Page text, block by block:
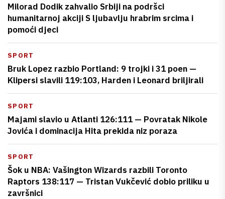
Milorad Dodik zahvalio Srbiji na podršci
humanitarnoj akciji S ljubavlju hrabrim srcima i
pomoći djeci
SPORT
Bruk Lopez razbio Portland: 9 trojki i 31 poen —
Klipersi slavili 119:103, Harden i Leonard briljirali
SPORT
Majami slavio u Atlanti 126:111 — Povratak Nikole
Jovića i dominacija Hita prekida niz poraza
SPORT
Šok u NBA: Vašington Wizards razbili Toronto
Raptors 138:117 — Tristan Vukčević dobio priliku u
završnici